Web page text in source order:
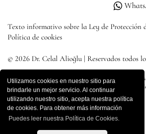
Utilizamos cookies en nuestro sitio para
brindarle un mejor servicio. Al continuar
utilizando nuestro sitio, acepta nuestra política
de cookies. Para obtener más información
Puedes leer nuestra Política de Cookies.
Texto informativo sobre la Ley de Protección
Política de cookies
© 2026 Dr. Celal Alioğlu | Reservados todos
Todo el contenido de este sitio tiene fines
dirigir publicidad, diagnóstico o tratamiento. Todos
contenido del sitio pertenecen al Dr. Pertenece a